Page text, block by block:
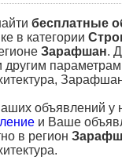
бесплатные
в категории
Зарафшан.
другим
объявлений у
и Ваше
в регион